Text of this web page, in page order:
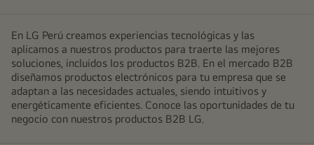
En LG Perú creamos experiencias tecnológicas y las
aplicamos a nuestros productos para traerte las mejores
soluciones, incluidos los productos B2B. En el mercado B2B
diseñamos productos electrónicos para tu empresa que se
adaptan a las necesidades actuales, siendo intuitivos y
energéticamente eficientes. Conoce las oportunidades de tu
negocio con nuestros productos B2B LG.